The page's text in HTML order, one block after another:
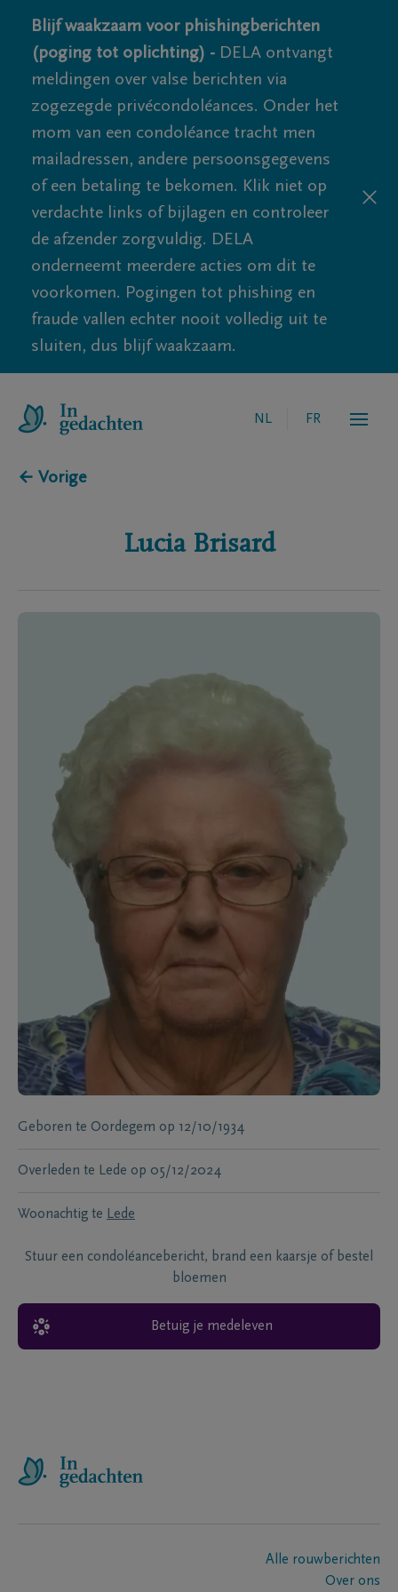
Blijf waakzaam voor phishingberichten
(poging tot oplichting) - DELA ontvangt
meldingen over valse berichten via
zogezegde privécondoléances. Onder het
mom van een condoléance tracht men
mailadressen, andere persoonsgegevens
of een betaling te bekomen. Klik niet op
verdachte links of bijlagen en controleer
de afzender zorgvuldig. DELA
onderneemt meerdere acties om dit te
voorkomen. Pogingen tot phishing en
fraude vallen echter nooit volledig uit te
sluiten, dus blijf waakzaam.
NL FR
← Vorige
Lucia Brisard
Geboren te Oordegem op 12/10/1934
Overleden te Lede op 05/12/2024
Woonachtig te Lede
Stuur een condoléancebericht, brand een kaarsje of bestel
bloemen
Betuig je medeleven
Alle rouwberichten
Over ons